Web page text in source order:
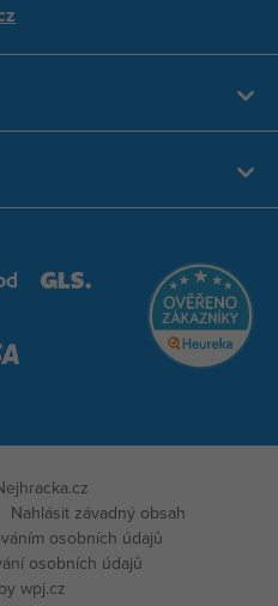
Nahlásit závadný obsah
osobních údajů
osobních údajů
wpj.cz